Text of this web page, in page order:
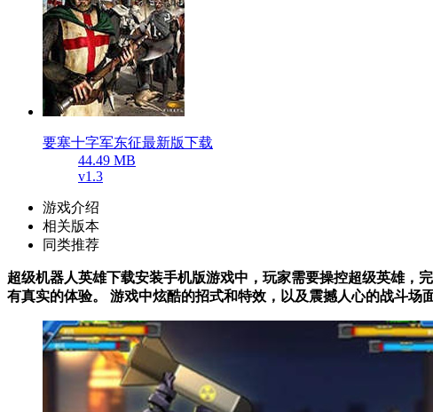
要塞十字军东征最新版下载
44.49 MB
v1.3
游戏介绍
相关版本
同类推荐
超级机器人英雄下载安装手机版游戏中，玩家需要操控超级英雄，
有真实的体验。 游戏中炫酷的招式和特效，以及震撼人心的战斗场